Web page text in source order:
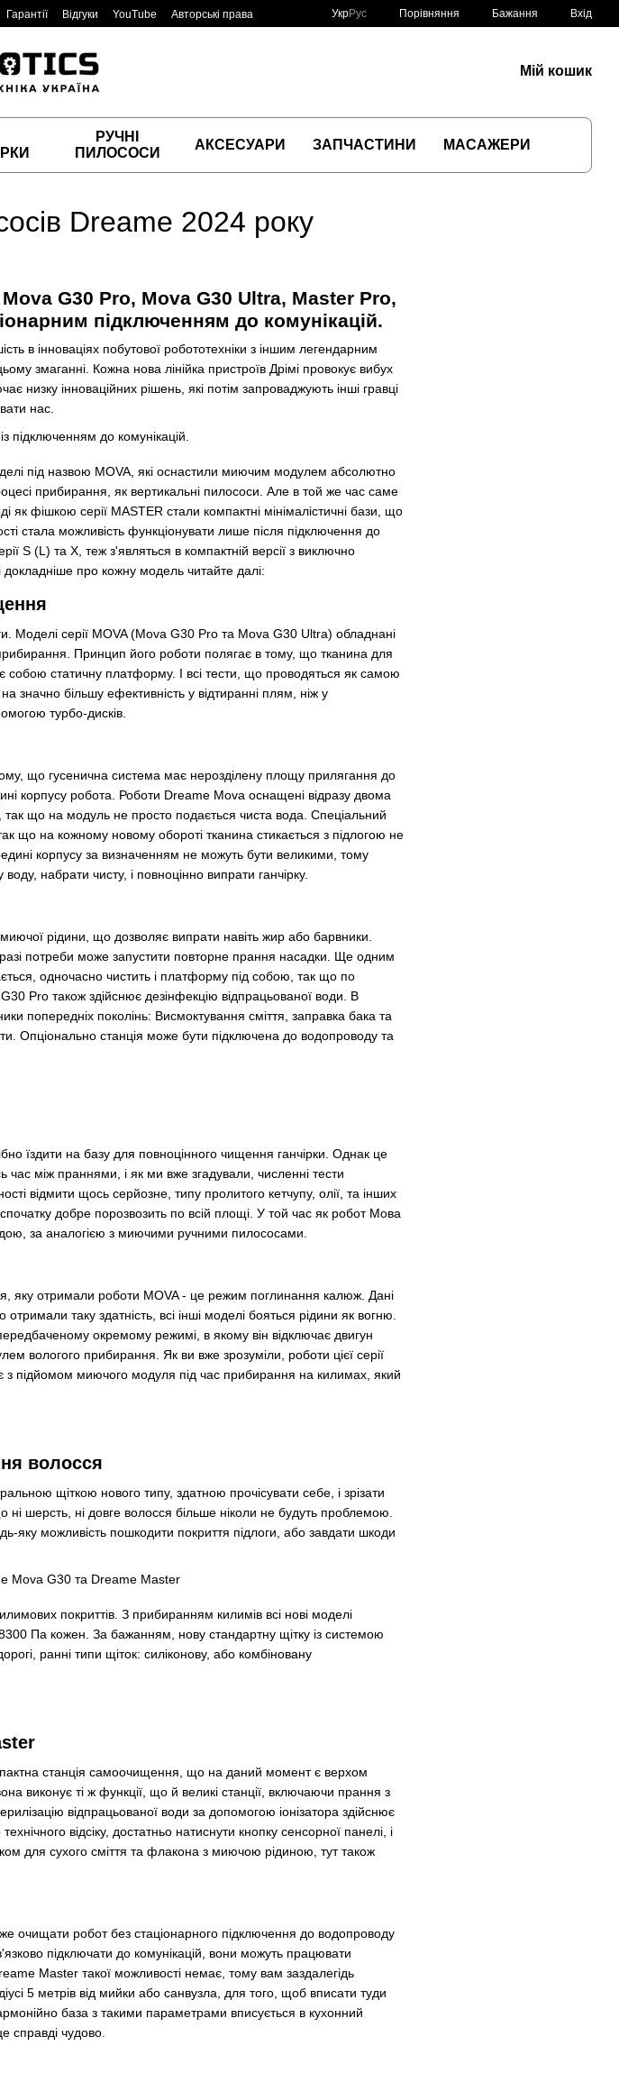
Гарантії Відгуки YouTube
Авторські права
УкрРус Порівняння Бажання Вхід
Мій кошик
РУЧНІ
ПИЛОСОСИ
АКСЕСУАРИ ЗАПЧАСТИНИ МАСАЖЕРИ
Dreame 2024 року
G30 Pro, Mova G30 Ultra, Master Pro,
підключенням до комунікацій.
в інноваціях побутової робототехніки з іншим легендарним
змаганні. Кожна нова лінійка пристроїв Дрімі провокує вибух
низку інноваційних рішень, які потім запроваджують інші гравці
нас.
під назвою MOVA, які оснастили миючим модулем абсолютно
прибирання, як вертикальні пилососи. Але в той же час саме
фішкою серії MASTER стали компактні мінімалістичні бази, що
стала можливість функціонувати лише після підключення до
S (L) та X, теж з'являться в компактній версії з виключно
про кожну модель читайте далі:
Моделі серії MOVA (Mova G30 Pro та Mova G30 Ultra) обладнані
Принцип його роботи полягає в тому, що тканина для
собою статичну платформу. І всі тести, що проводяться як самою
значно більшу ефективність у відтиранні плям, ніж у
турбо-дисків.
що гусенична система має нерозділену площу прилягання до
корпусу робота. Роботи Dreame Mova оснащені відразу двома
що на модуль не просто подається чиста вода. Спеціальний
що на кожному новому обороті тканина стикається з підлогою не
корпусу за визначенням не можуть бути великими, тому
набрати чисту, і повноцінно випрати ганчірку.
рідини, що дозволяє випрати навіть жир або барвники.
разі потреби може запустити повторне прання насадки. Ще одним
одночасно чистить і платформу під собою, так що по
Pro також здійснює дезінфекцію відпрацьованої води. В
попередніх поколінь: Висмоктування сміття, заправка бака та
Опціонально станція може бути підключена до водопроводу та
їздити на базу для повноцінного чищення ганчірки. Однак це
час між праннями, і як ми вже згадували, численні тести
відмити щось серйозне, типу пролитого кетчупу, олії, та інших
добре порозвозить по всій площі. У той час як робот Мова
за аналогією з миючими ручними пилососами.
яку отримали роботи MOVA - це режим поглинання калюж. Дані
таку здатність, всі інші моделі бояться рідини як вогню.
окремому режимі, в якому він відключає двигун
вологого прибирання. Як ви вже зрозуміли, роботи цієї серії
з підйомом миючого модуля під час прибирання на килимах, який
волосся
щіткою нового типу, здатною прочісувати себе, і зрізати
шерсть, ні довге волосся більше ніколи не будуть проблемою.
можливість пошкодити покриття підлоги, або завдати шкоди
покриттів. З прибиранням килимів всі нові моделі
Па кожен. За бажанням, нову стандартну щітку із системою
ранні типи щіток: силіконову, або комбіновану
станція самоочищення, що на даний момент є верхом
виконує ті ж функції, що й великі станції, включаючи прання з
відпрацьованої води за допомогою іонізатора здійснює
відсіку, достатньо натиснути кнопку сенсорної панелі, і
для сухого сміття та флакона з миючою рідиною, тут також
очищати робот без стаціонарного підключення до водопроводу
підключати до комунікацій, вони можуть працювати
Master такої можливості немає, тому вам заздалегідь
5 метрів від мийки або санвузла, для того, щоб вписати туди
база з такими параметрами вписується в кухонний
справді чудово.